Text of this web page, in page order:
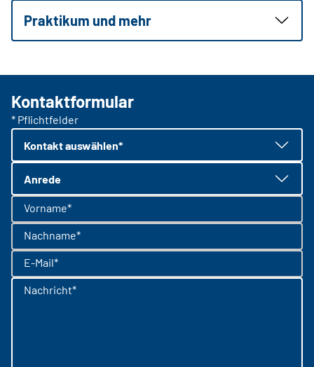
Praktikum und mehr
Kontaktformular
* Pflichtfelder
Kontakt auswählen*
Anrede
Vorname*
Nachname*
E-Mail*
Nachricht*